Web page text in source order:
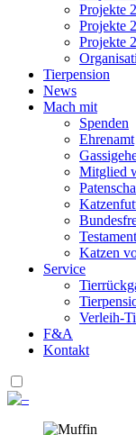
Projekte
Projekte
Projekte
Tierpension
News
Mach mit
Spenden
Ehrenamt
Mitglied
Testament
Katzen
Service
Verleih-
F&A
Kontakt